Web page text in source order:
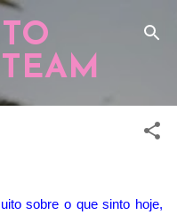
principal
sobre o que sinto hoje,